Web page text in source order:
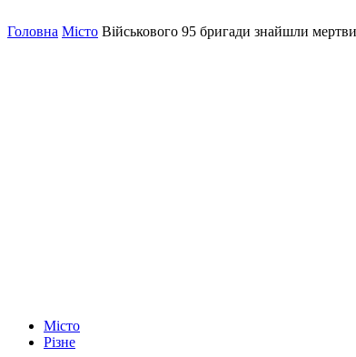
Головна Місто Військового 95 бригади знайшли
Місто
Різне